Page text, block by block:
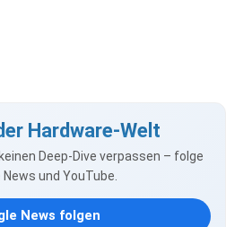
Hardware-Welt
Deep-Dive verpassen – folge
und YouTube.
News folgen